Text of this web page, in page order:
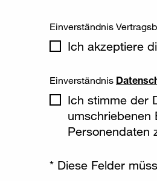
Einverständnis
Ich akzeptiere
Einverständnis
Ich stimme der
umschriebenen
Personendaten
* Diese Felder